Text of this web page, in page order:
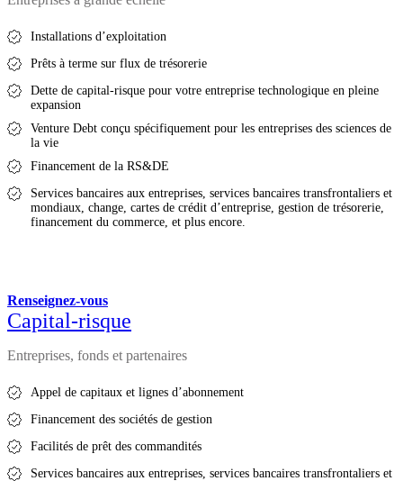
Installations d’exploitation
Prêts à terme sur flux de trésorerie
Dette de capital-risque pour votre entreprise technologique en pleine
expansion
Venture Debt conçu spécifiquement pour les entreprises des sciences de
la vie
Financement de la RS&DE
Services bancaires aux entreprises, services bancaires transfrontaliers et
mondiaux, change, cartes de crédit d’entreprise, gestion de trésorerie,
financement du commerce, et plus encore.
Renseignez-vous
Capital-risque
Entreprises, fonds et partenaires
Appel de capitaux et lignes d’abonnement
Financement des sociétés de gestion
Facilités de prêt des commandités
Services bancaires aux entreprises, services bancaires transfrontaliers et